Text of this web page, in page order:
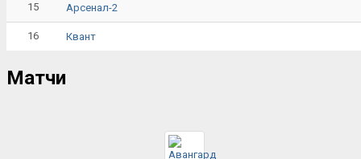
15 Арсенал-2
16 Квант
Матчи